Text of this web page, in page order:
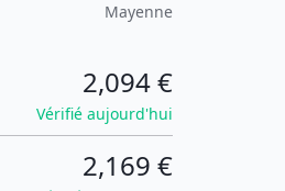
Mayenne
2,094 €
Vérifié aujourd'hui
2,169 €